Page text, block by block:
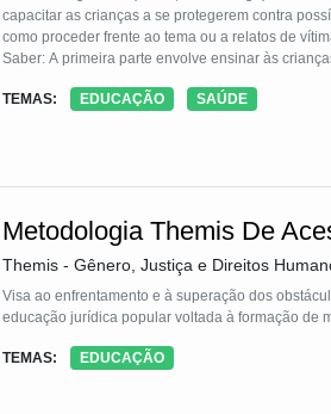
capacitar as crianças a se protegerem contra
como proceder frente ao tema ou a relatos de
Saber: A primeira parte envolve ensinar às
de conotação pejorativa ou sexualizada ou
Agir: A terceira e última parte da metodologia
imediatamente até que alguém possa lhe ajudar
tratadas..
Essa abordagem é implementada de maneira
atividades interativas são usadas para tornar o
visa promover a conscientização, a confiança e a
TEMAS: EDUCAÇÃO SAÚDE
Metodologia Themis De
Themis - Gênero, Justiça e Direitos
Visa ao enfrentamento e à superação dos
educação jurídica popular voltada à formação de
TEMAS: EDUCAÇÃO